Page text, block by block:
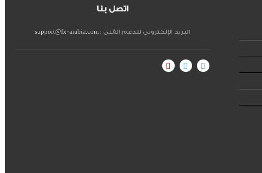
اتصل بنا
البريد الإلكتروني للدعم الفنى :support@fx-arabia.com